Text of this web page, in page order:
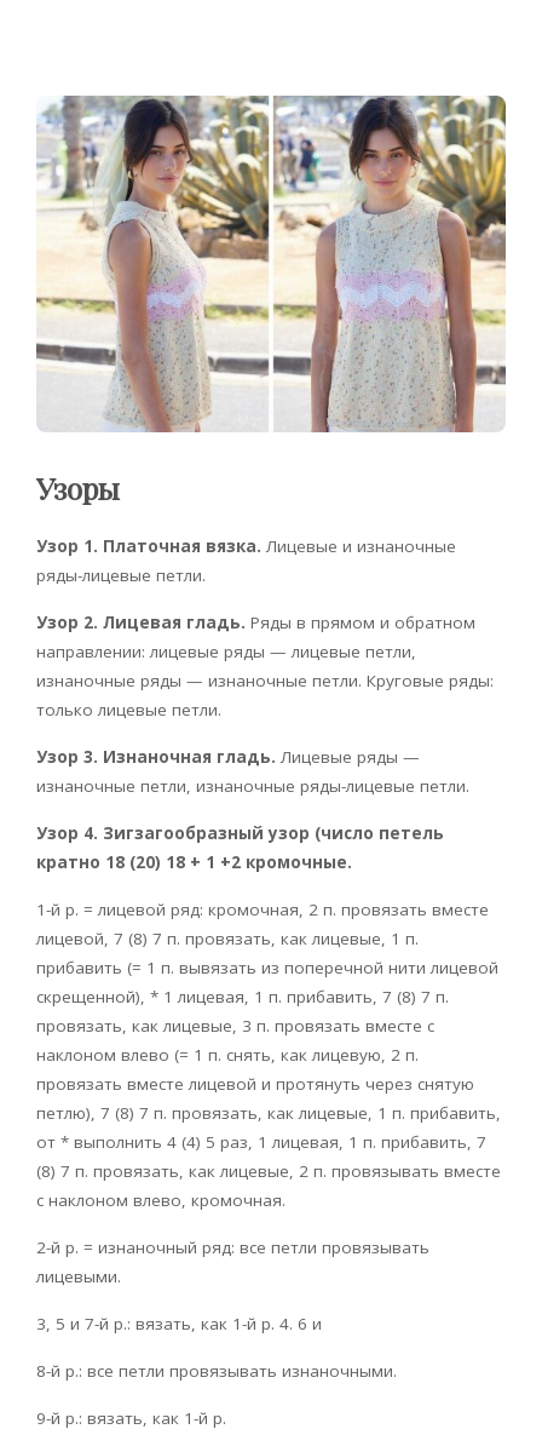
Узоры
Узор 1. Платочная вязка. Лицевые и изнаночные
ряды-лицевые петли.
Узор 2. Лицевая гладь. Ряды в прямом и обратном
направлении: лицевые ряды — лицевые петли,
изнаночные ряды — изнаночные петли. Круговые ряды:
только лицевые петли.
Узор 3. Изнаночная гладь. Лицевые ряды —
изнаночные петли, изнаночные ряды-лицевые петли.
Узор 4. Зигзагообразный узор (число петель
кратно 18 (20) 18 + 1 +2 кромочные.
1-й р. = лицевой ряд: кромочная, 2 п. провязать вместе
лицевой, 7 (8) 7 п. провязать, как лицевые, 1 п.
прибавить (= 1 п. вывязать из поперечной нити лицевой
скрещенной), * 1 лицевая, 1 п. прибавить, 7 (8) 7 п.
провязать, как лицевые, 3 п. провязать вместе с
наклоном влево (= 1 п. снять, как лицевую, 2 п.
провязать вместе лицевой и протянуть через снятую
петлю), 7 (8) 7 п. провязать, как лицевые, 1 п. прибавить,
от * выполнить 4 (4) 5 раз, 1 лицевая, 1 п. прибавить, 7
(8) 7 п. провязать, как лицевые, 2 п. провязывать вместе
с наклоном влево, кромочная.
2-й р. = изнаночный ряд: все петли провязывать
лицевыми.
3, 5 и 7-й р.: вязать, как 1-й р. 4. 6 и
8-й р.: все петли провязывать изнаночными.
9-й р.: вязать, как 1-й р.